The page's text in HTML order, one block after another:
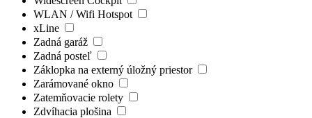
WLAN / Wifi Hotspot
xLine
Zadná garáž
Zadná posteľ
Záklopka na externý úložný priestor
Zarámované okno
Zatemňovacie rolety
Zdvíhacia plošina